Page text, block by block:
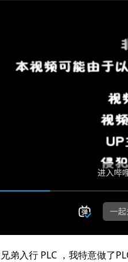
弟入行 PLC ，我特意做了